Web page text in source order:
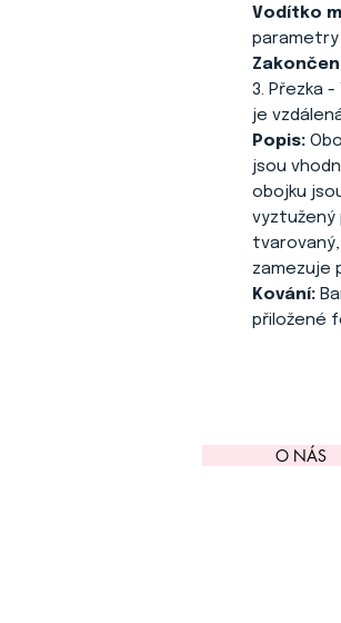
Vodítko
parametry
3. Přezka
je
Popis:
jsou
obojku
vyztužený
tvarovaný,
zamezuje
Kování:
přiložené
O NÁS